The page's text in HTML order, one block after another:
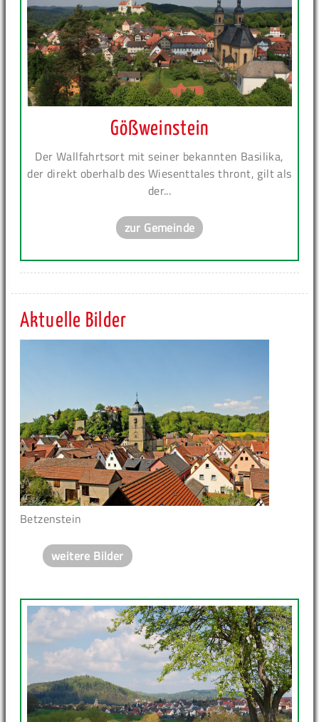
Gößweinstein
Der Wallfahrtsort mit seiner bekannten Basilika,
der direkt oberhalb des Wiesenttales thront, gilt als
der...
zur Gemeinde
Aktuelle Bilder
Betzenstein
weitere Bilder